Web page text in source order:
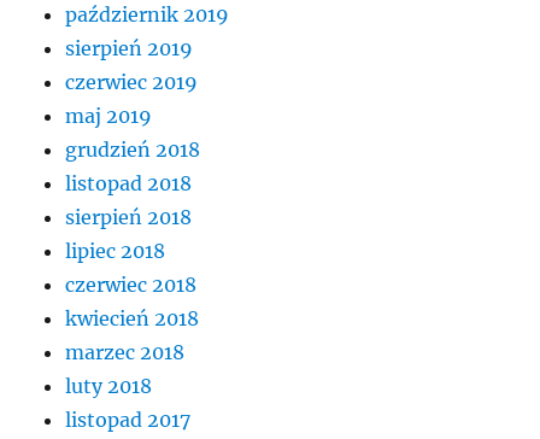
październik 2019
sierpień 2019
czerwiec 2019
maj 2019
grudzień 2018
listopad 2018
sierpień 2018
lipiec 2018
czerwiec 2018
kwiecień 2018
marzec 2018
luty 2018
listopad 2017